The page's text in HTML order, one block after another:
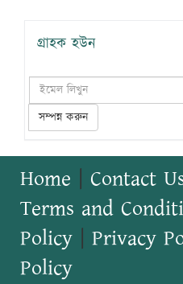
গ্রাহক হউন
সম্পন্ন করুন
Home Contact
Terms and
Policy
Privacy
Policy